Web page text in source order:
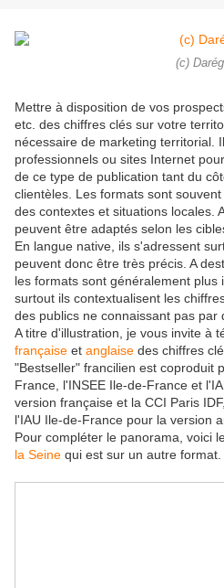
(c)
Mettre à disposition de vos
etc. des chiffres clés sur votre
nécessaire de marketing territorial.
professionnels ou sites Internet
de ce type de publication tant du
clientèles. Les formats sont
des contextes et situations locales.
peuvent être adaptés selon les
En langue native, ils s'adressent
peuvent donc être très précis. A
les formats sont généralement plus
surtout ils contextualisent les
des publics ne connaissant pas par
A titre d'illustration, je vous invite à
française et anglaise des chiffres
"Bestseller" francilien est coproduit
France, l'INSEE Ile-de-France et
version française et la CCI Paris
l'IAU Ile-de-France pour la version
Pour compléter le panorama, voici
la Seine qui est sur un autre